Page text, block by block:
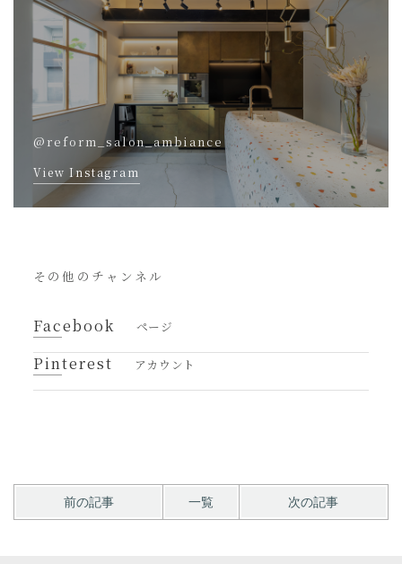
@reform_salon_ambiance
View Instagram
その他のチャンネル
Facebook ページ
Pinterest アカウント
前の記事 一覧 次の記事